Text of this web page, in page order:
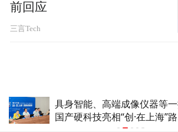
60家民营企业AI应用访谈：营
销、销售与内部运营领域落地
前回应
三言Tech